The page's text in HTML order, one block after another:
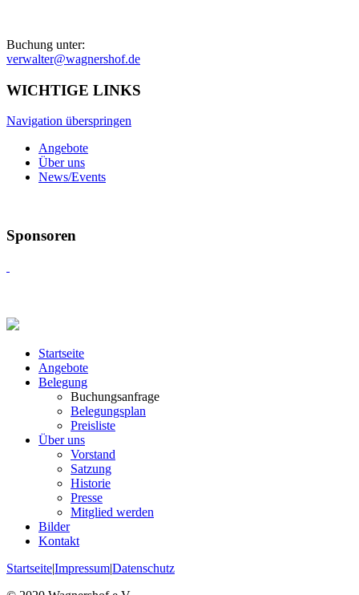
Buchung unter:
verwalter@wagnershof.de
WICHTIGE LINKS
Navigation überspringen
Angebote
Über uns
News/Events
Sponsoren
Startseite
Angebote
Belegung
Buchungsanfrage
Belegungsplan
Preisliste
Über uns
Vorstand
Satzung
Historie
Presse
Mitglied werden
Bilder
Kontakt
Startseite|Impressum|Datenschutz